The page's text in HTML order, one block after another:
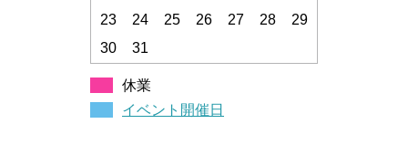
23
24 25 26 27 28
29
30
31
休業
イベント開催日